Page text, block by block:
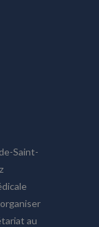
Saint-
au